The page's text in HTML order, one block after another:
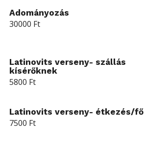
Adományozás
30000 Ft
Latinovits verseny- szállás
kísérőknek
5800 Ft
Latinovits verseny- étkezés/fő
7500 Ft